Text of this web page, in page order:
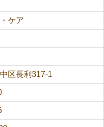
ケア
区長利317-1